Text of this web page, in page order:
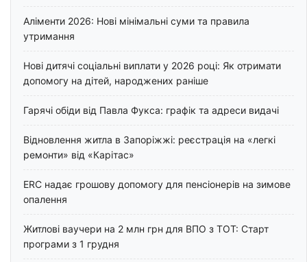
Аліменти 2026: Нові мінімальні суми та правила
утримання
Нові дитячі соціальні виплати у 2026 році: Як отримати
допомогу на дітей, народжених раніше
Гарячі обіди від Павла Фукса: графік та адреси видачі
Відновлення житла в Запоріжжі: реєстрація на «легкі
ремонти» від «Карітас»
ERC надає грошову допомогу для пенсіонерів на зимове
опалення
Житлові ваучери на 2 млн грн для ВПО з ТОТ: Старт
програми з 1 грудня